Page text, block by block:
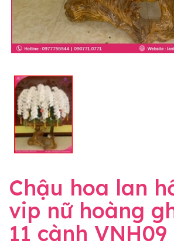
Chậu hoa lan
vip nữ hoàng
11 cành VNH09